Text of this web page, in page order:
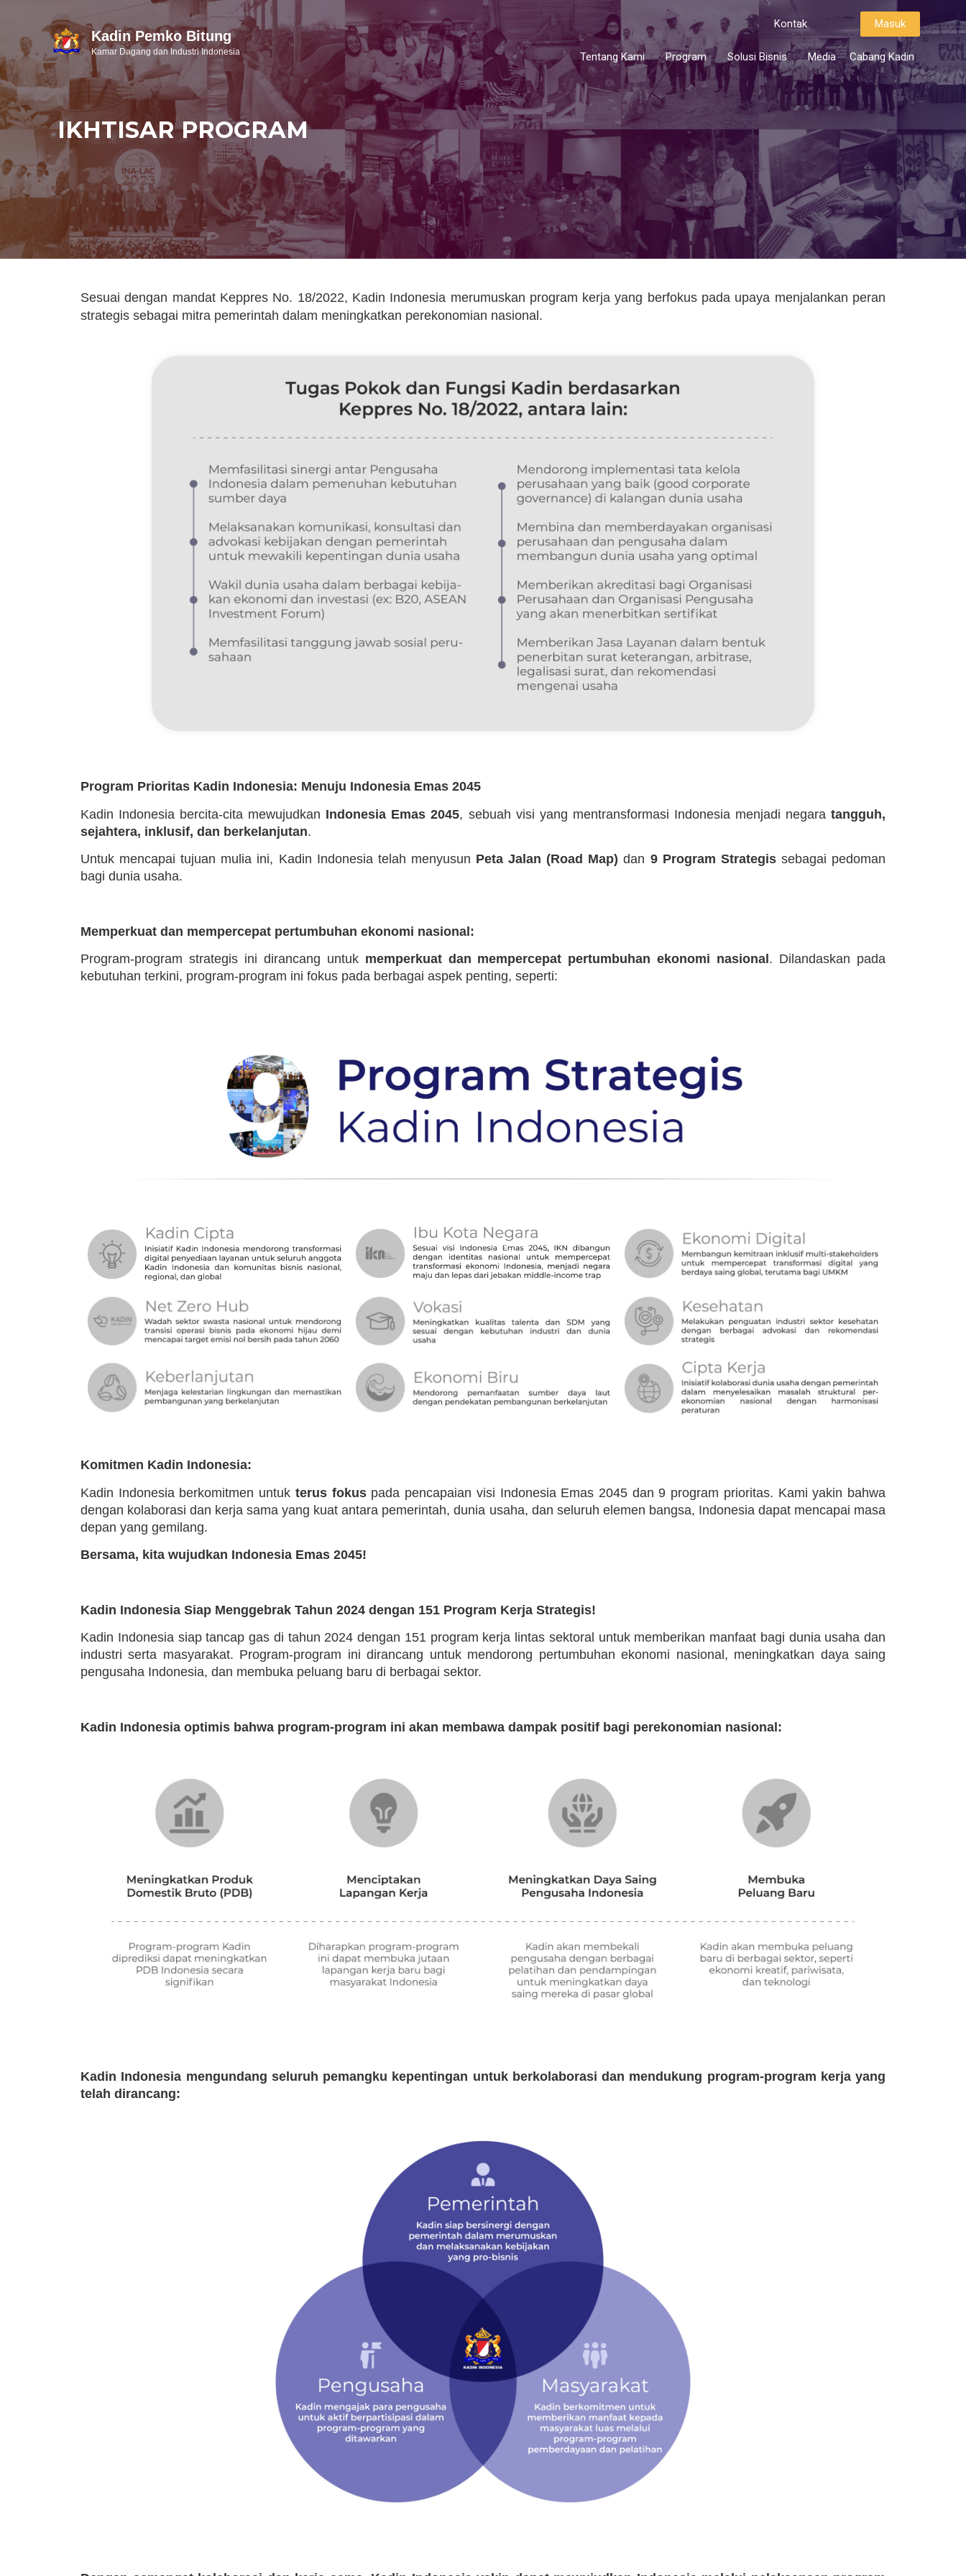
Kadin Pemko Bitung
Kamar Dagang dan Industri Indonesia
Kontak Masuk
Tentang Kami Program Solusi Bisnis Media Cabang Kadin
IKHTISAR PROGRAM
Sesuai dengan mandat Keppres No. 18/2022, Kadin Indonesia merumuskan program kerja yang berfokus pada upaya menjalankan peran
strategis sebagai mitra pemerintah dalam meningkatkan perekonomian nasional.
Program Prioritas Kadin Indonesia: Menuju Indonesia Emas 2045
Kadin Indonesia bercita-cita mewujudkan Indonesia Emas 2045, sebuah visi yang mentransformasi Indonesia menjadi negaratangguh,
sejahtera, inklusif, dan berkelanjutan.
Untuk mencapai tujuan mulia ini, Kadin Indonesia telah menyusun Peta Jalan (Road Map) dan 9 Program Strategissebagai pedoman
bagi dunia usaha.
Memperkuat dan mempercepat pertumbuhan ekonomi nasional:
Program-program strategis ini dirancang untuk memperkuat dan mempercepat pertumbuhan ekonomi nasional . Dilandaskan pada
kebutuhan terkini, program-program ini fokus pada berbagai aspek penting, seperti:
Komitmen Kadin Indonesia:
Kadin Indonesia berkomitmen untuk terus fokuspada pencapaian visi Indonesia Emas 2045 dan 9 program prioritas. Kami yakin bahwa
dengan kolaborasi dan kerja sama yang kuat antara pemerintah, dunia usaha, dan seluruh elemen bangsa, Indonesia dapat mencapai masa
depan yang gemilang.
Bersama, kita wujudkan Indonesia Emas 2045!
Kadin Indonesia Siap Menggebrak Tahun 2024 dengan 151 Program Kerja Strategis!
Kadin Indonesia siap tancap gas di tahun 2024 dengan 151 program kerja lintas sektoral untuk memberikan manfaat bagi dunia usaha dan
industri serta masyarakat. Program-program ini dirancang untuk mendorong pertumbuhan ekonomi nasional, meningkatkan daya saing
pengusaha Indonesia, dan membuka peluang baru di berbagai sektor.
Kadin Indonesia optimis bahwa program-program ini akan membawa dampak positif bagi perekonomian nasional:
Kadin Indonesia mengundang seluruh pemangku kepentingan untuk berkolaborasi dan mendukung program-program kerja yang
telah dirancang: